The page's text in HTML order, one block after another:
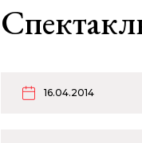
16.04.2014